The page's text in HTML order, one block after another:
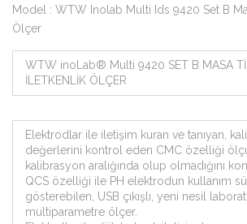
Model : WTW Inolab Multi Ids 9420 Set B
Ölçer
WTW inoLab® Multi 9420 SET B MASA
İLETKENLİK ÖLÇER
Elektrodlar ile iletişim kuran ve tanıyan,
değerlerini kontrol eden CMC özelliği
kalibrasyon aralığında olup olmadığını
QCS özelliği ile PH elektrodun kullanım
gösterebilen, USB çıkışlı, yeni nesil
multiparametre ölçer.